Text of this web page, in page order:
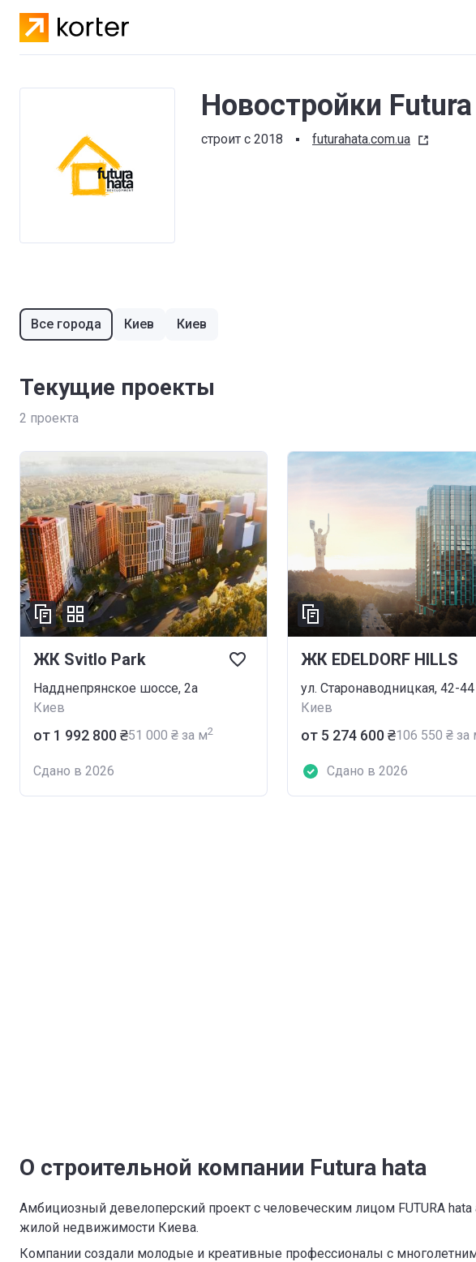
Новостройки
строит с 2018 futurahata.com.ua
Все города Киев Киев
Текущие проекты
2 проекта
ЖК Svitlo Park
Надднепрянское шоссе, 2а
Киев
от ‍1 992 800 ₴‍51 000 ₴ за м2
Сдано в 2026
ЖК EDELDORF HILLS
ул. Старонаводницкая, 42-44
Киев
от ‍5 274 600 ₴‍106 550 ₴ за
Сдано в 2026
О строительной компании Futura hata
Амбициозный девелоперский проект с человеческим лицом FUTURA hata
жилой недвижимости Киева.
Компании создали молодые и креативные профессионалы с